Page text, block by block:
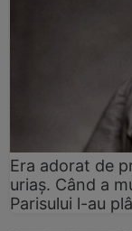
Era adorat de
uriaș. Când a
Parisului l-au